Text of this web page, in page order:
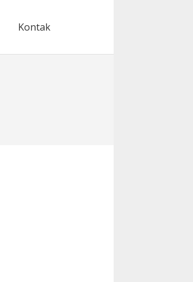
Kontak